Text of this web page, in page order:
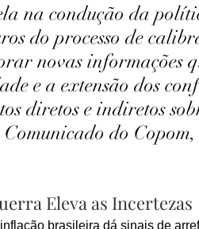
na condução da
do processo de
novas informações
e a extensão dos
diretos e indiretos
do Copom,
Eleva as Incertezas
brasileira dá sinais de